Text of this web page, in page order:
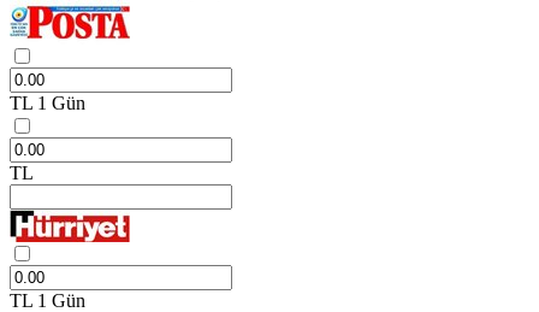
TL 1 Gün
TL
TL 1 Gün